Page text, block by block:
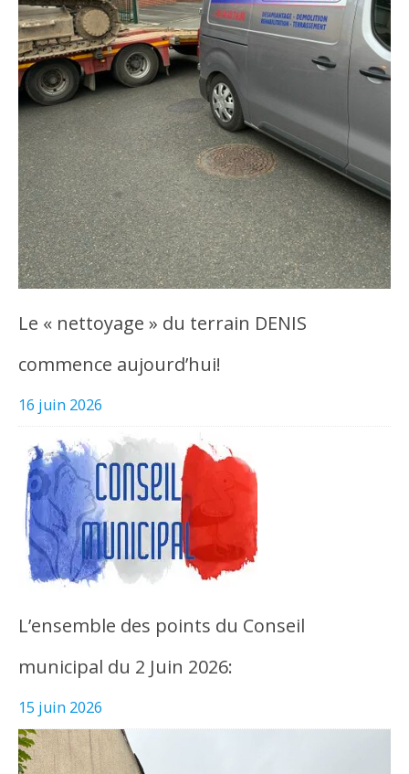
Le « nettoyage » du terrain DENIS
commence aujourd’hui!
16 juin 2026
L’ensemble des points du Conseil
municipal du 2 Juin 2026:
15 juin 2026